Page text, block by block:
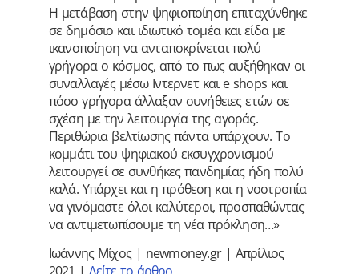
Η μετάβαση στην ψηφιοποίηση επιταχύνθηκε
σε δημόσιο και ιδιωτικό τομέα και είδα με
ικανοποίηση να ανταποκρίνεται πολύ
γρήγορα ο κόσμος, από το πως αυξήθηκαν οι
συναλλαγές μέσω Ιντερνετ και e shops και
πόσο γρήγορα άλλαξαν συνήθειες ετών σε
σχέση με την λειτουργία της αγοράς.
Περιθώρια βελτίωσης πάντα υπάρχουν. Το
κομμάτι του ψηφιακού εκσυγχρονισμού
λειτουργεί σε συνθήκες πανδημίας ήδη πολύ
καλά. Υπάρχει και η πρόθεση και η νοοτροπία
να γινόμαστε όλοι καλύτεροι, προσπαθώντας
να αντιμετωπίσουμε τη νέα πρόκληση…»
Ιωάννης Μίχος | newmoney.gr | Απρίλιος